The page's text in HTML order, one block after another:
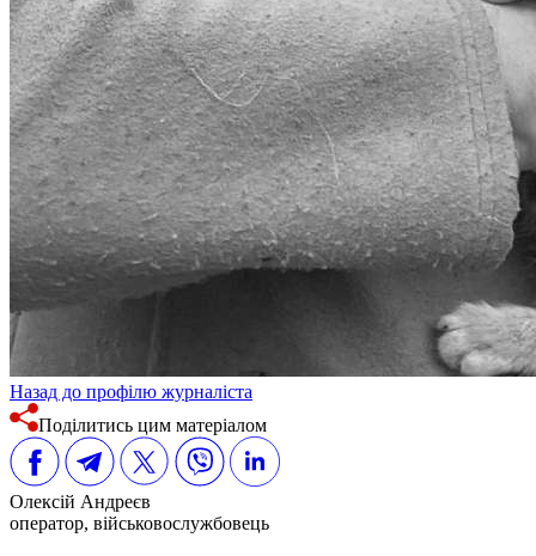
Назад до профілю журналіста
Поділитись цим матеріалом
Олексій Андреєв
оператор, військовослужбовець